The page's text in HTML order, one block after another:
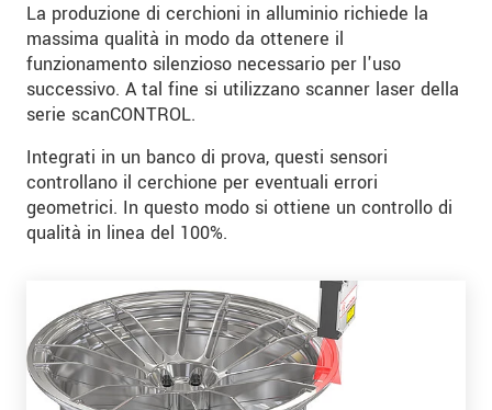
La produzione di cerchioni in alluminio richiede la
massima qualità in modo da ottenere il
funzionamento silenzioso necessario per l'uso
successivo. A tal fine si utilizzano scanner laser della
serie scanCONTROL.
Integrati in un banco di prova, questi sensori
controllano il cerchione per eventuali errori
geometrici. In questo modo si ottiene un controllo di
qualità in linea del 100%.